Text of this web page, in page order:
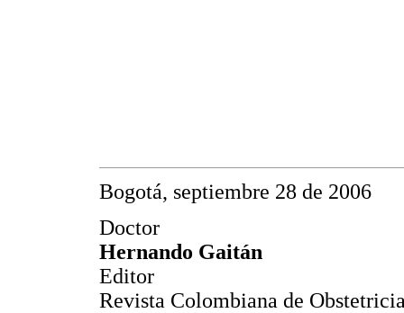
Bogotá, septiembre 28 de 2006
Doctor
Hernando Gaitán
Editor
Revista Colombiana de